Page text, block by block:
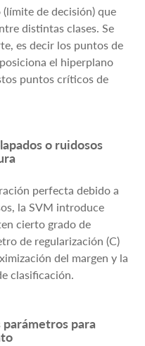
de decisión) que
distintas clases. Se
es decir los puntos de
el hiperplano
puntos críticos de
o ruidosos
perfecta debido a
la SVM introduce
cierto grado de
de regularización (C)
del margen y la
clasificación.
para